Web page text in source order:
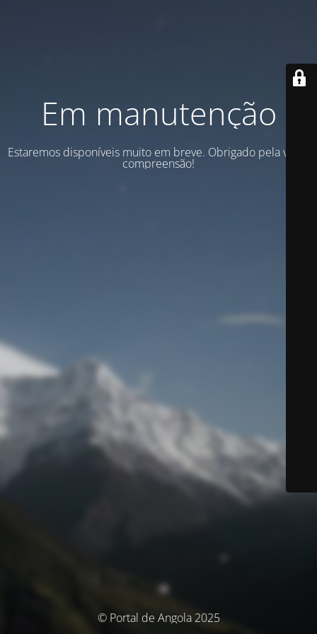
Em manutenção
Estaremos disponíveis muito em breve. Obrigado pela vossa
compreensão!
© Portal de Angola 2025